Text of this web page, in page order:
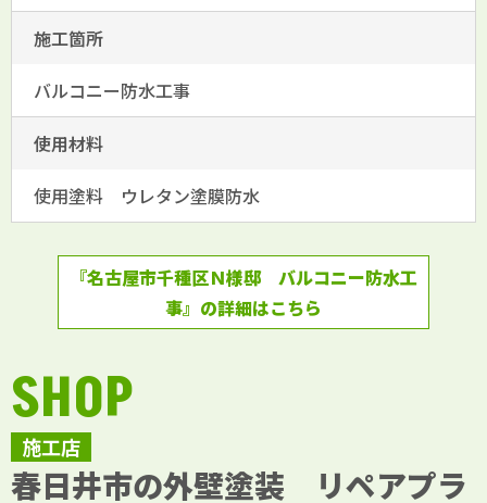
施工箇所
バルコニー防水工事
使用材料
使用塗料 ウレタン塗膜防水
『名古屋市千種区Ｎ様邸 バルコニー防水工
事』の詳細はこちら
施工店
SHOP
春日井市の外壁塗装 リペアプラ